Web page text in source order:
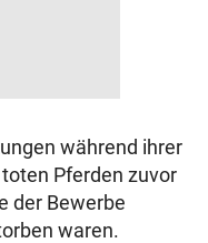
während ihrer
Pferden zuvor
der Bewerbe
waren.